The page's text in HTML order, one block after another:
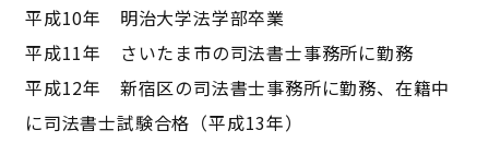
平成10年 明治大学法学部卒業
平成11年 さいたま市の司法書士事務所に勤務
平成12年 新宿区の司法書士事務所に勤務、在籍中
に司法書士試験合格（平成13年）